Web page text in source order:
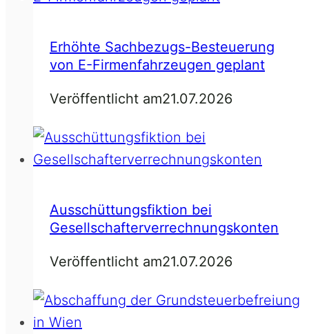
Erhöhte Sachbezugs-Besteuerung
von E-Firmenfahrzeugen geplant
Veröffentlicht am21.07.2026
Ausschüttungsfiktion bei
Gesellschafterverrechnungskonten
Veröffentlicht am21.07.2026